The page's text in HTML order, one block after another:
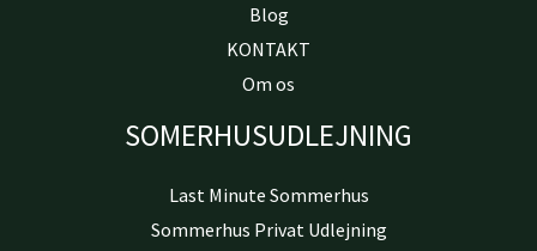
Blog
KONTAKT
Om os
SOMERHUSUDLEJNING
Last Minute Sommerhus
Sommerhus Privat Udlejning